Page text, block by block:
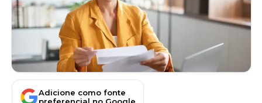
Adicione como fonte